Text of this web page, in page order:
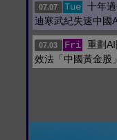
07.07 Tue 十年
迪寒武紀失速中國
07.03 Fri 重劃
效法「中國黃金股